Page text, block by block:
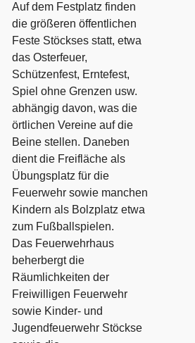
Auf dem Festplatz finden
die größeren öffentlichen
Feste Stöckses statt, etwa
das Osterfeuer,
Schützenfest, Erntefest,
Spiel ohne Grenzen usw.
abhängig davon, was die
örtlichen Vereine auf die
Beine stellen. Daneben
dient die Freifläche als
Übungsplatz für die
Feuerwehr sowie manchen
Kindern als Bolzplatz etwa
zum Fußballspielen.
Das Feuerwehrhaus
beherbergt die
Räumlichkeiten der
Freiwilligen Feuerwehr
sowie Kinder- und
Jugendfeuerwehr Stöckse